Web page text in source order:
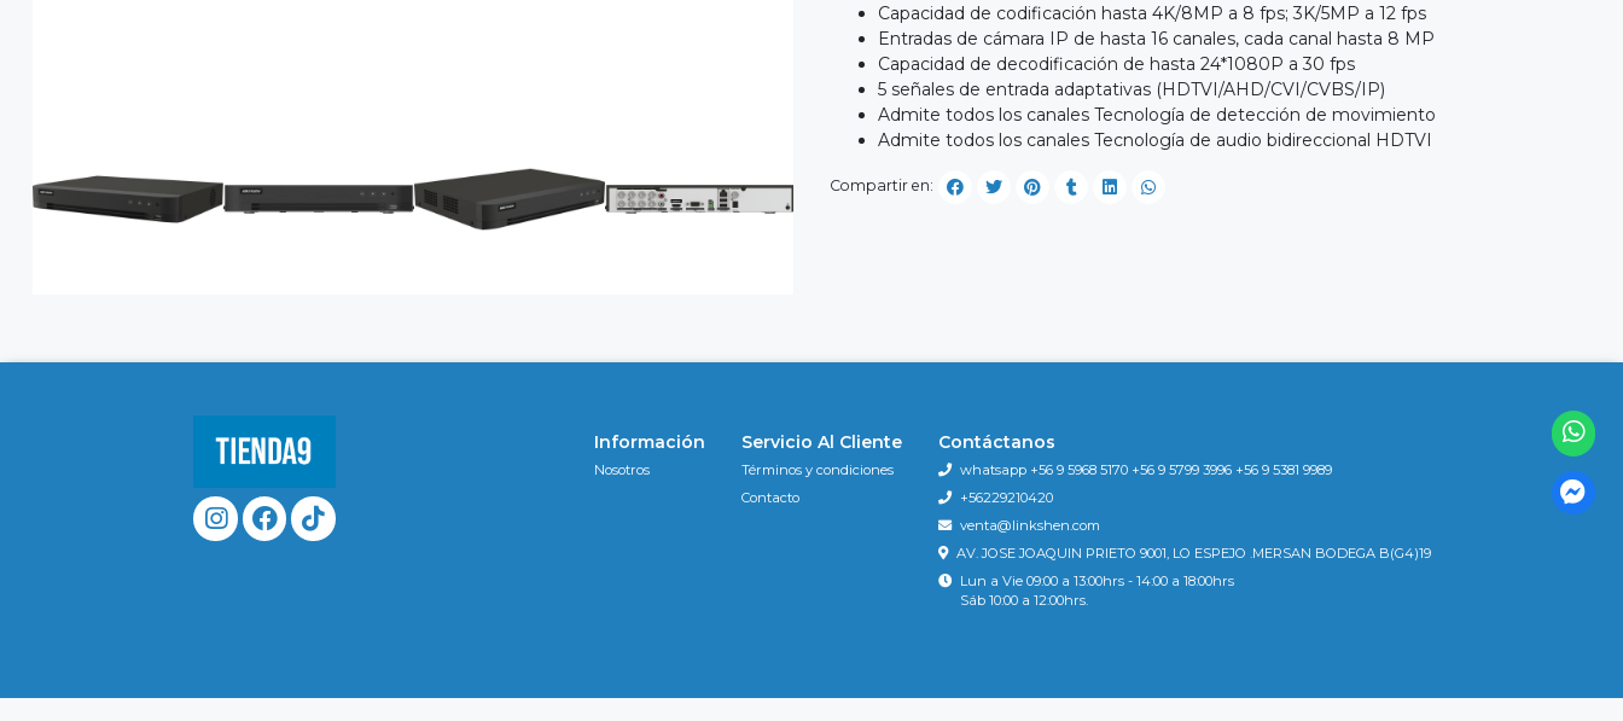
Capacidad de codificación hasta 4K/8MP a 8 fps; 3K/5MP a 12 fps
Entradas de cámara IP de hasta 16 canales, cada canal hasta 8 MP
Capacidad de decodificación de hasta 24*1080P a 30 fps
5 señales de entrada adaptativas (HDTVI/AHD/CVI/CVBS/IP)
Admite todos los canales Tecnología de detección de movimiento
Admite todos los canales Tecnología de audio bidireccional HDTVI
Compartir en:
Información
Nosotros
Servicio Al Cliente
Términos y condiciones
Contacto
Contáctanos
whatsapp +56 9 5968 5170 +56 9 5799 3996 +56 9 5381 9989
+56229210420
venta@linkshen.com
AV. JOSE JOAQUIN PRIETO 9001, LO ESPEJO .MERSAN BODEGA B(G4)19
Lun a Vie 09:00 a 13:00hrs - 14:00 a 18:00hrs
Sáb 10:00 a 12:00hrs.